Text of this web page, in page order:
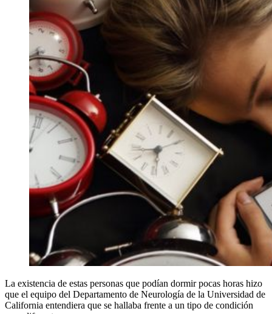
La existencia de estas personas que podían dormir pocas horas hizo
que el equipo del Departamento de Neurología de la Universidad de
California entendiera que se hallaba frente a un tipo de condición